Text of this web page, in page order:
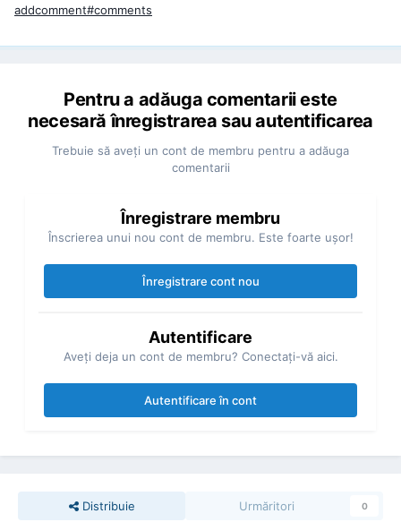
addcomment#comments
Pentru a adăuga comentarii este
necesară înregistrarea sau autentificarea
Trebuie să aveţi un cont de membru pentru a adăuga
comentarii
Înregistrare membru
Înscrierea unui nou cont de membru. Este foarte uşor!
Înregistrare cont nou
Autentificare
Aveţi deja un cont de membru? Conectaţi-vă aici.
Autentificare în cont
Distribuie Urmăritori 0